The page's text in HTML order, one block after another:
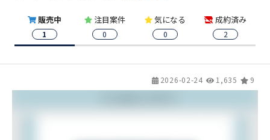
販売中
1
注目案件
0
気になる
0
成約済み
2
2026-02-24 1,635 9